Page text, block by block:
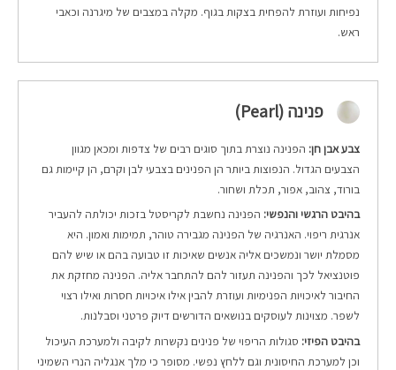
נפיחות ועוזרת להפחית בצקות בגוף. מקלה במצבים של מיגרנה וכאבי
ראש.
פנינה (Pearl)
צבע אבן חן: הפנינה נוצרת בתוך סוגים רבים של צדפות ומכאן מגוון
הצבעים הגדול. הנפוצות ביותר הן הפנינים בצבעי לבן וקרם, הן קיימות גם
בורוד, צהוב, אפור, תכלת ושחור.
בהיבט הרגשי והנפשי: הפנינה נחשבת לקריסטל בזכות יכולתה להעביר
אנרגית ריפוי. האנרגיה של הפנינה מגבירה טוהר, תמימות ואמון. היא
מסמלת יושר ונמשכים אליה אנשים שאיכות זו טבועה בהם או שיש להם
פוטנציאל לכך והפנינה תעזור להם להתחבר אליה. הפנינה מחזקת את
החיבור לאיכויות הפנימיות ועוזרת להבין אילו איכויות חסרות ואילו רצוי
לשפר. מצוינות לעוסקים בנושאים הדורשים דיוק פרטני וסבלנות.
בהיבט הפיזי: סגולות הריפוי של פנינים נקשרות לקיבה ולמערכת העיכול
וכן למערכת החיסונית וגם ללחץ נפשי. מסופר כי מלך אנגליה הנרי השמיני